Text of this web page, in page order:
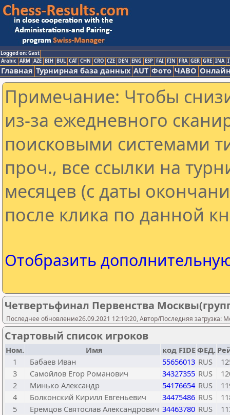
Logged on: Gast
Arabic ARM AZE BIH BUL CAT CHN CRO CZE DEN ENG ESP FAI FIN FRA GER GRE INA
Главная Турнирная база данных AUT Фото ЧАВО
Примечание: Чтобы
из-за ежедневного
поисковыми системами
проч., все ссылки на
месяцев (с даты
после клика по данной
Отобразить
Четвертьфинал Первенства
Последнее обновление26.09.2021 12:19:20, Автор/Последняя загрузка:
Стартовый список игроков
Ном. Имя код FIDEФЕД.
1
Бабаев Иван 55656013 RUS
3
Самойлов Егор Романович 34327355 RUS
2
Минько Александр 54176654 RUS
4
Болконский Кирилл Евгеньевич 34475486 RUS
5
Еремцов Святослав Александрович 34463780 RUS